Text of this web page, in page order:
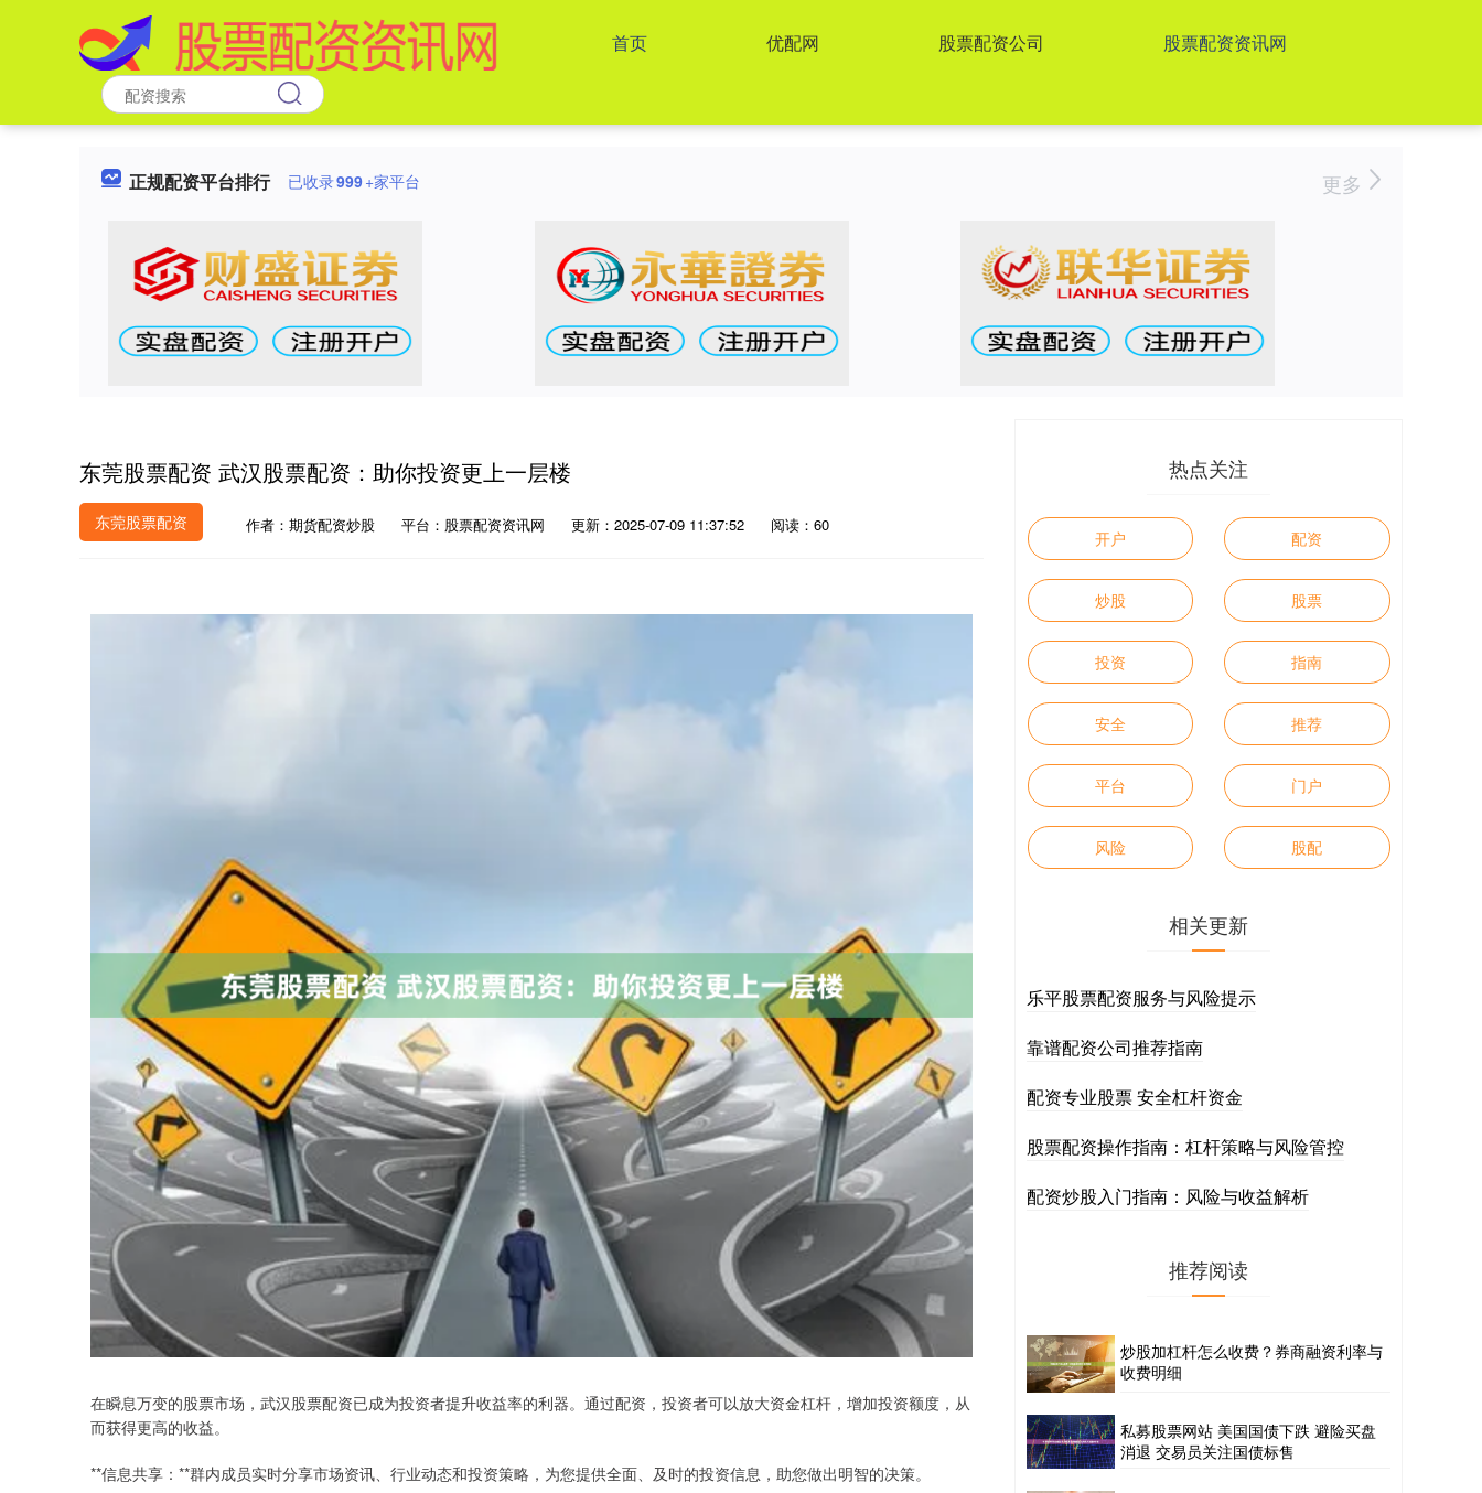
首页 优配网 股票配资公司 股票配资资讯网
正规配资平台排行 已收录999+家平台 更多
东莞股票配资 武汉股票配资：助你投资更上一层楼
东莞股票配资 作者：期货配资炒股 平台：股票配资资讯网 更新：2025-07-09 11:37:52 阅读：60
在瞬息万变的股票市场，武汉股票配资已成为投资者提升收益率的利器。通过配资，投资者可以放大资金杠杆，增加投资额度，从
而获得更高的收益。
**信息共享：**群内成员实时分享市场资讯、行业动态和投资策略，为您提供全面、及时的投资信息，助您做出明智的决策。
热点关注
开户 配资
炒股 股票
投资 指南
安全 推荐
平台 门户
风险 股配
相关更新
乐平股票配资服务与风险提示
靠谱配资公司推荐指南
配资专业股票 安全杠杆资金
股票配资操作指南：杠杆策略与风险管控
配资炒股入门指南：风险与收益解析
推荐阅读
炒股加杠杆怎么收费？券商融资利率与
收费明细
私募股票网站 美国国债下跌 避险买盘
消退 交易员关注国债标售